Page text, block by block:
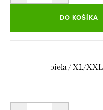
DO KOŠÍKA
biela / XL/XXL